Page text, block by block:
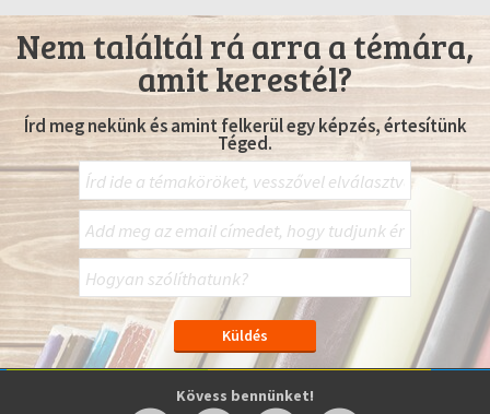
Nem találtál rá arra a témára,
amit kerestél?
Írd meg nekünk és amint felkerül egy képzés, értesítünk
Téged.
Kövess bennünket!